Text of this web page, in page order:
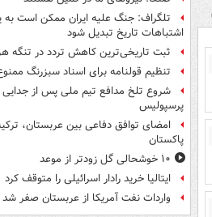
تلگراف: جنگ علیه ایران ممکن است به
اشتباهات تاریخ تبدیل شود
ثبت تاریخی‌ترین کاهش تردد در تنگه
تنظیم قولنامه برای اسناد سبزرنگ
شروع تلخ مدافع تیم ملی پس از جدایی
پرسپولیس
امضای توافق دفاعی بین عربستان،
پاکستان
۱۰ خوشحالی گل زودتر از موعد
ایتالیا خرید رادار اسرائیلی را متوقف کرد
واردات نفت آمریکا از عربستان صفر شد